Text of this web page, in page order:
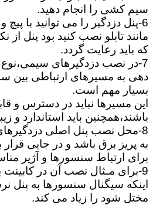
سیم کشی را انجام دهید.
6-پنل دزدگیر را می توانید با
مانند تابلو نصب کنید بود پنل
که باید رعایت گردد.
7-در نصب دزدگیرهای
دهی به مسیرهای ارتباطی بین
بسیار مهم است.
این مسیرها نباید در دسترس و
باشند،همچنین باید استاندارد و
8-محل نصب پنل اصلی
به پریز برق باشد و در جایی قرار
برای ارتباط سنسورها و آژیر
9-برای مـثال نصب آن در
اینکه سیگنال سنسورها به پنل
مختل شود را زیاد می کند.